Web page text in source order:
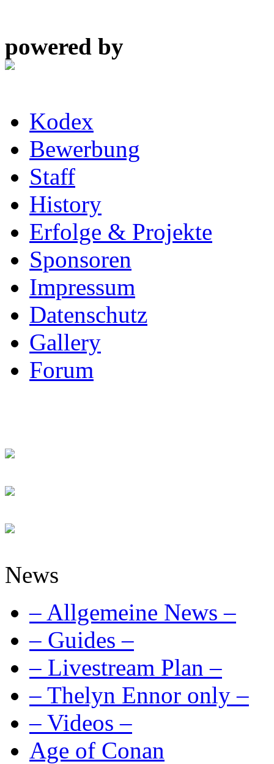
powered by
Kodex
Bewerbung
Staff
History
Erfolge & Projekte
Sponsoren
Impressum
Datenschutz
Gallery
Forum
News
– Allgemeine News –
– Guides –
– Livestream Plan –
– Thelyn Ennor only –
– Videos –
Age of Conan